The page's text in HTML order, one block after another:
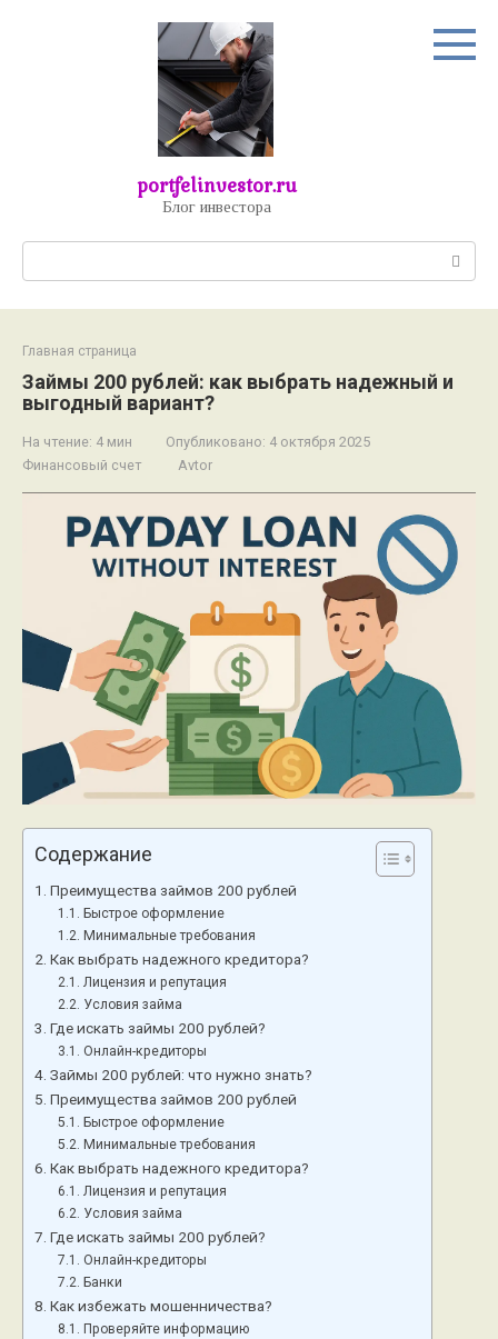
portfelinvestor.ru
Блог инвестора
Главная страница
Займы 200 рублей: как выбрать надежный и
выгодный вариант?
На чтение: 4 мин Опубликовано: 4 октября 2025
Финансовый счет
Avtor
Содержание
Преимущества займов 200 рублей
Быстрое оформление
Минимальные требования
Как выбрать надежного кредитора?
Лицензия и репутация
Условия займа
Где искать займы 200 рублей?
Онлайн-кредиторы
Займы 200 рублей: что нужно знать?
Преимущества займов 200 рублей
Быстрое оформление
Минимальные требования
Как выбрать надежного кредитора?
Лицензия и репутация
Условия займа
Где искать займы 200 рублей?
Онлайн-кредиторы
Банки
Как избежать мошенничества?
Проверяйте информацию